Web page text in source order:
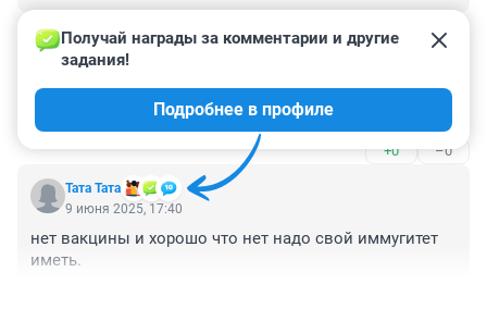
–0
Гость
опять пошлю вакцинаторов всё туда же)
+0 –0
Тата Тата
Получай награды за комментарии и другие
задания!
Подробнее в профиле
9 июня 2025, 17:40
нет вакцины и хорошо что нет надо свой иммугитет
иметь.